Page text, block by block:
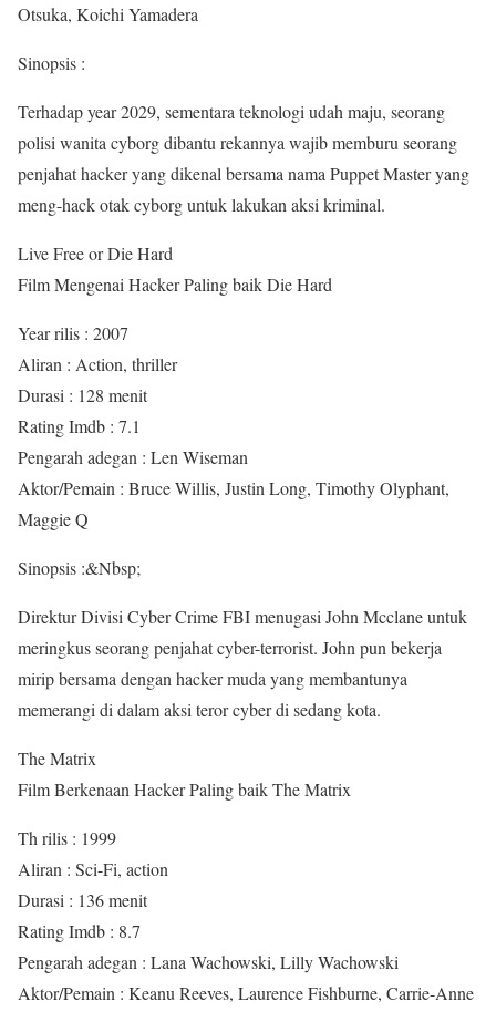
Otsuka, Koichi Yamadera
Sinopsis :
Terhadap year 2029, sementara teknologi udah maju, seorang
polisi wanita cyborg dibantu rekannya wajib memburu seorang
penjahat hacker yang dikenal bersama nama Puppet Master yang
meng-hack otak cyborg untuk lakukan aksi kriminal.
Live Free or Die Hard
Film Mengenai Hacker Paling baik Die Hard
Year rilis : 2007
Aliran : Action, thriller
Durasi : 128 menit
Rating Imdb : 7.1
Pengarah adegan : Len Wiseman
Aktor/Pemain : Bruce Willis, Justin Long, Timothy Olyphant,
Maggie Q
Sinopsis :&Nbsp;
Direktur Divisi Cyber Crime FBI menugasi John Mcclane untuk
meringkus seorang penjahat cyber-terrorist. John pun bekerja
mirip bersama dengan hacker muda yang membantunya
memerangi di dalam aksi teror cyber di sedang kota.
The Matrix
Film Berkenaan Hacker Paling baik The Matrix
Th rilis : 1999
Aliran : Sci-Fi, action
Durasi : 136 menit
Rating Imdb : 8.7
Pengarah adegan : Lana Wachowski, Lilly Wachowski
Aktor/Pemain : Keanu Reeves, Laurence Fishburne, Carrie-Anne